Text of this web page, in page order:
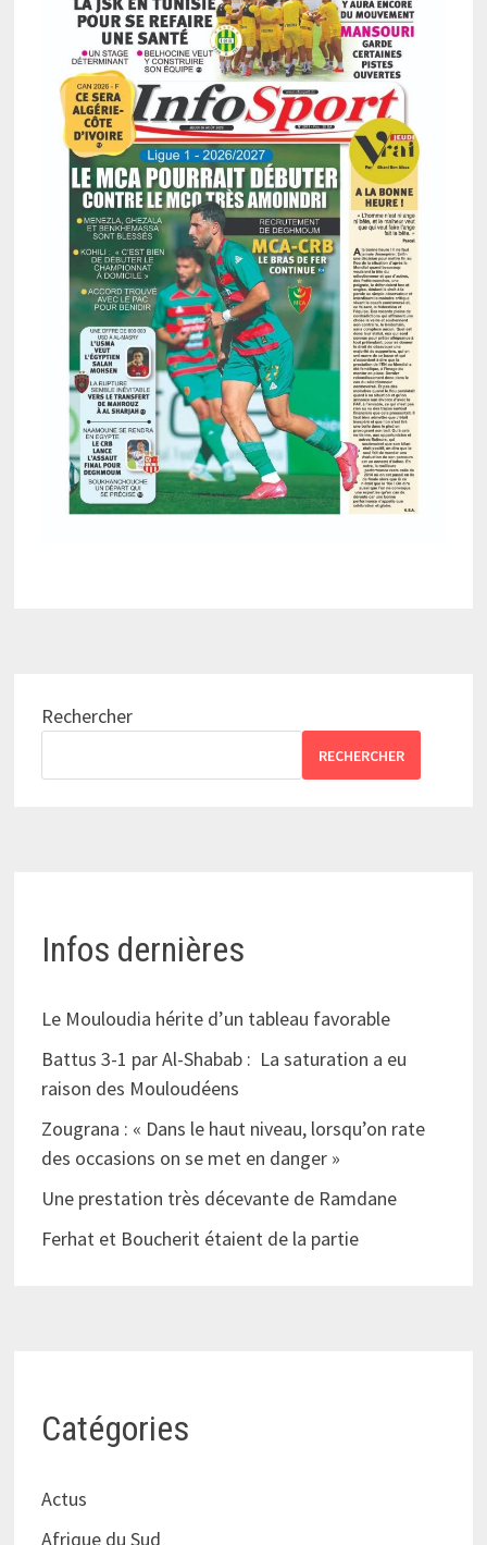
Rechercher
RECHERCHER
Infos dernières
Le Mouloudia hérite d’un tableau favorable
Battus 3-1 par Al-Shabab : La saturation a eu
raison des Mouloudéens
Zougrana : « Dans le haut niveau, lorsqu’on rate
des occasions on se met en danger »
Une prestation très décevante de Ramdane
Ferhat et Boucherit étaient de la partie
Catégories
Actus
Afrique du Sud